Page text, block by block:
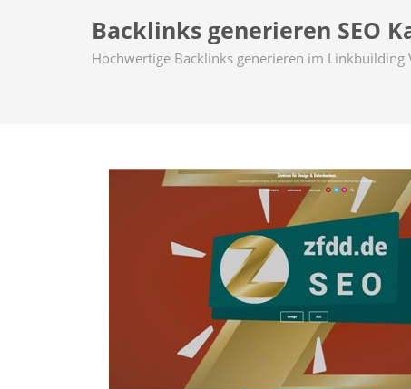
Backlinks generieren SEO
Hochwertige Backlinks generieren im